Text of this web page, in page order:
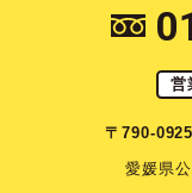
営
〒790-
愛媛県